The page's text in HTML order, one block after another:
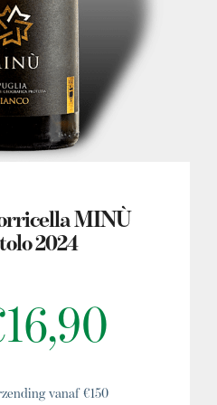
MINÙ
2024
16,90
vanaf €150